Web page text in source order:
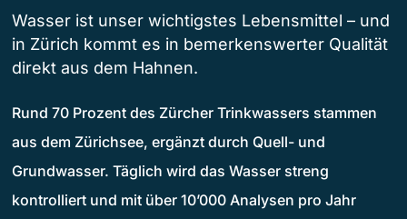
Wasser ist unser wichtigstes Lebensmittel – und
in Zürich kommt es in bemerkenswerter Qualität
direkt aus dem Hahnen.
Rund 70 Prozent des Zürcher Trinkwassers stammen
aus dem Zürichsee, ergänzt durch Quell- und
Grundwasser. Täglich wird das Wasser streng
kontrolliert und mit über 10’000 Analysen pro Jahr